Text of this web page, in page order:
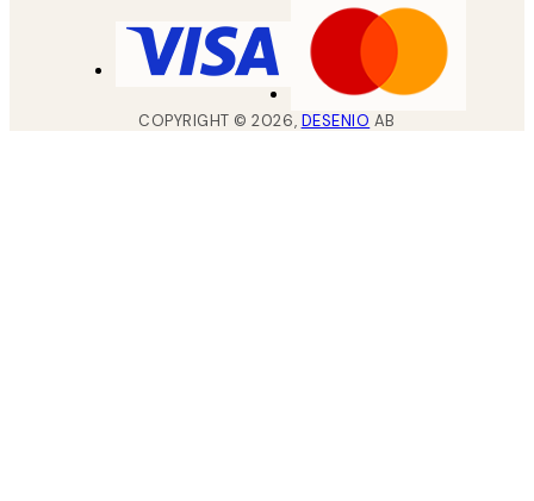
COPYRIGHT ©2026, DESENIO AB